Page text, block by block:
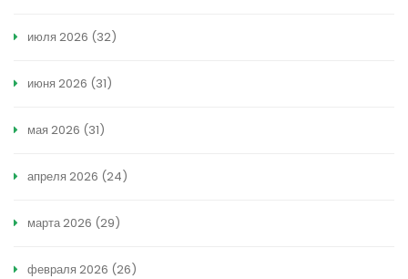
июля 2026 (32)
июня 2026 (31)
мая 2026 (31)
апреля 2026 (24)
марта 2026 (29)
февраля 2026 (26)